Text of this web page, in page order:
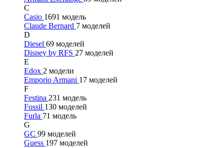
C
Casio 1691 модель
Claude Bernard 7 моделей
D
Diesel 69 моделей
Disney by RFS 27 моделей
E
Edox 2 модели
Emporio Armani 17 моделей
F
Festina 231 модель
Fossil 130 моделей
Furla 71 модель
G
GC 99 моделей
Guess 197 моделей